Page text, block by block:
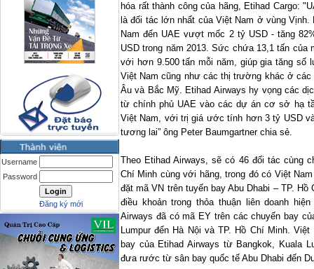
Username
Password
Đăng ký mới
hóa rất thành công của hãng, Etihad Cargo:
là đối tác lớn nhất của Việt Nam ở vùng
Nam đến UAE vượt mốc 2 tỷ USD - tăng
USD trong năm 2013. Sức chứa 13,1 tấn
với hơn 9.500 tấn mỗi năm, giúp gia tăng
Việt Nam cũng như các thị trường khác ở
Âu và Bắc Mỹ. Etihad Airways hy vọng các
từ chính phủ UAE vào các dự án cơ sở hạ
Việt Nam, với trị giá ước tính hơn 3 tỷ USD
tương lai” ông Peter Baumgartner chia sẻ.
Theo Etihad Airways, sẽ có 46 đối tác cùng
Chí Minh cùng với hãng, trong đó có Việt
đặt mã VN trên tuyến bay Abu Dhabi – TP.
điều khoản trong thỏa thuận liên doanh
Airways đã có mã EY trên các chuyến bay
Lumpur đến Hà Nội và TP. Hồ Chí Minh.
bay của Etihad Airways từ Bangkok, Kuala
đưa rước từ sân bay quốc tế Abu Dhabi đến